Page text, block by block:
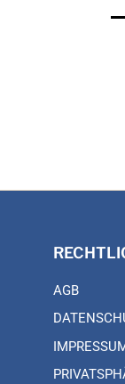
AGB